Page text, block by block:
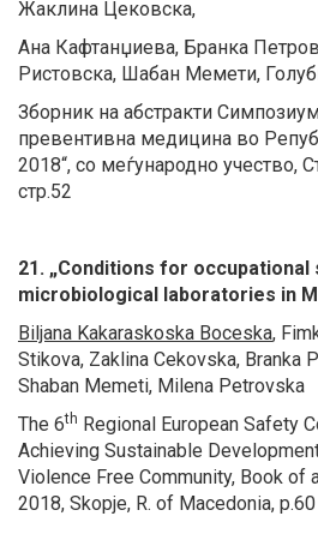
Жаклина Цековска,
Ана Кафтанџиева, Бранка
Ристовска, Шабан Мемети,
Зборник на абстракти
превентивна медицина во
2018“, со меѓународно учество,
стр.52
21. „Conditions for occupational
microbiological laboratories in
Biljana Kakaraskoska Boceska,
Stikova, Zaklina Cekovska, Branka
Shaban Memeti, Milena Petrovska
The 6th Regional European Safety
Achieving Sustainable
Violence Free Community, Book of
2018, Skopje, R. of Macedonia, p.60